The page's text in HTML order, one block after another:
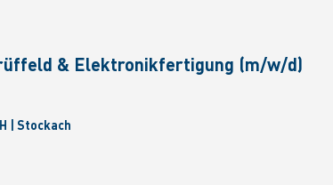
& Elektronikfertigung (m/w/d)
| Stockach